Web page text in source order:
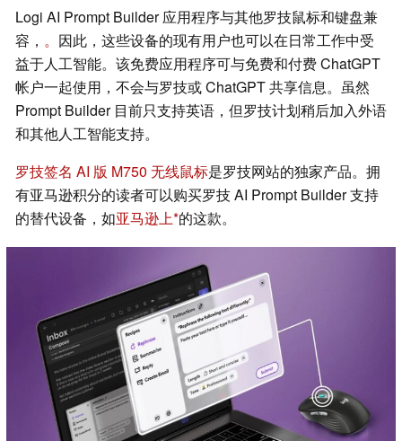
Logi AI Prompt Builder 应用程序与其他罗技鼠标和键盘兼
容， 。 因此，这些设备的现有用户也可以在日常工作中受
益于人工智能。该免费应用程序可与免费和付费 ChatGPT
帐户一起使用，不会与罗技或 ChatGPT 共享信息。虽然
Prompt Builder 目前只支持英语，但罗技计划稍后加入外语
和其他人工智能支持。
罗技签名 AI 版 M750 无线鼠标是罗技网站的独家产品。拥
有亚马逊积分的读者可以购买罗技 AI Prompt Builder 支持
的替代设备，如亚马逊上 的这款。